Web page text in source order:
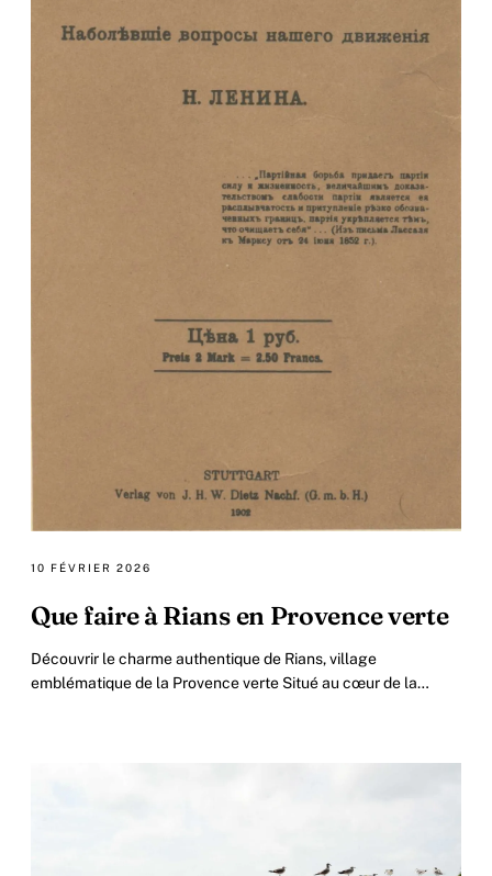
10 FÉVRIER 2026
Que faire à Rians en Provence verte
Découvrir le charme authentique de Rians, village
emblématique de la Provence verte Situé au cœur de la